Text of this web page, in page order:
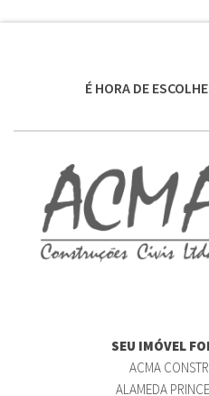
É HORA DE
SEU IMÓVEL
ACMA
ALAMEDA